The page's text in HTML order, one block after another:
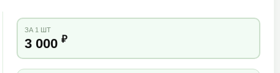
ЗА 1 ШТ
3 000₽